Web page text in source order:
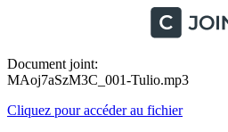
Document joint:
MAoj7aSzM3C_001-Tulio.mp3
Cliquez pour accéder au fichier